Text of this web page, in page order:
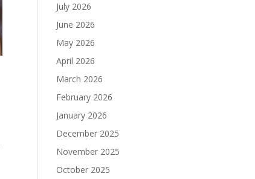
July 2026
June 2026
May 2026
April 2026
March 2026
February 2026
January 2026
December 2025
November 2025
October 2025